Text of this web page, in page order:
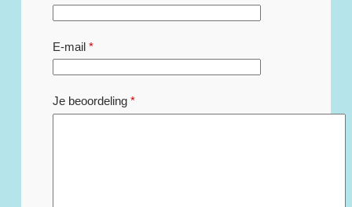
E-mail*
Je beoordeling *